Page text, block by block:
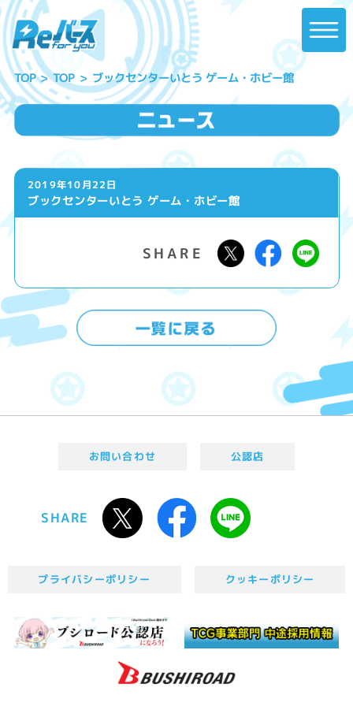
TOP TOP ブックセンターいとう ゲーム・ホビー館
2019年10月22日
ブックセンターいとう ゲーム・ホビー館
お問い合わせ 公認店
SHARE
プライバシーポリシー クッキーポリシー